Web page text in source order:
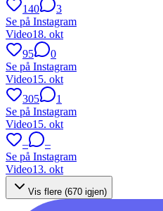
140
3
Se på Instagram
Video18. okt
95
0
Se på Instagram
Video15. okt
305
1
Se på Instagram
Video15. okt
–
–
Se på Instagram
Video13. okt
Vis flere (670 igjen)